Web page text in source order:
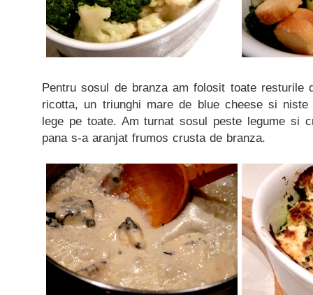
Pentru sosul de branza am folosit toate resturile
ricotta, un triunghi mare de blue cheese si
lege pe toate. Am turnat sosul peste legume si
pana s-a aranjat frumos crusta de branza.